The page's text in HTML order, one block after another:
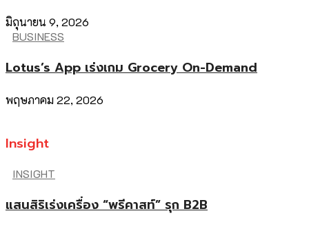
มิถุนายน 9, 2026
BUSINESS
Lotus’s App เร่งเกม Grocery On-Demand
พฤษภาคม 22, 2026
Insight
INSIGHT
แสนสิริเร่งเครื่อง “พรีคาสท์” รุก B2B